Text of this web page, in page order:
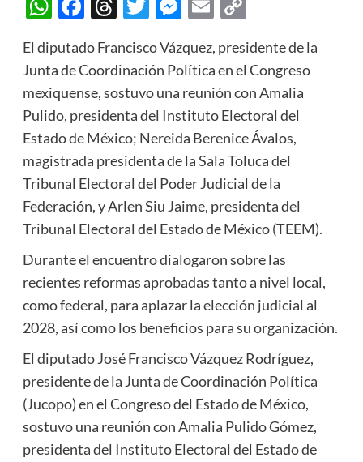
WhatsApp
Facebook
Threads
Twitter
Messenger
EmailCopy
El diputado Francisco Vázquez, presidente de la
Junta de Coordinación Política en el Congreso
mexiquense, sostuvo una reunión con Amalia
Pulido, presidenta del Instituto Electoral del
Estado de México; Nereida Berenice Ávalos,
magistrada presidenta de la Sala Toluca del
Tribunal Electoral del Poder Judicial de la
Federación, y Arlen Siu Jaime, presidenta del
Tribunal Electoral del Estado de México (TEEM).
Durante el encuentro dialogaron sobre las
recientes reformas aprobadas tanto a nivel local,
como federal, para aplazar la elección judicial al
2028, así como los beneficios para su organización.
El diputado José Francisco Vázquez Rodríguez,
presidente de la Junta de Coordinación Política
(Jucopo) en el Congreso del Estado de México,
sostuvo una reunión con Amalia Pulido Gómez,
presidenta del Instituto Electoral del Estado de